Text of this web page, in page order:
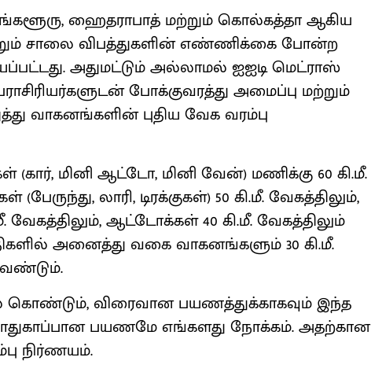
ஹைதராபாத் மற்றும் கொல்கத்தா ஆகிய
சாலை விபத்துகளின் எண்ணிக்கை போன்ற
அதுமட்டும் அல்லாமல் ஐஐடி மெட்ராஸ்
போக்குவரத்து அமைப்பு மற்றும்
வாகனங்களின் புதிய வேக வரம்பு
மினி ஆட்டோ, மினி வேன்) மணிக்கு 60 கி.மீ.
லாரி, டிரக்குகள்) 50 கி.மீ. வேகத்திலும்,
வேகத்திலும், ஆட்டோக்கள் 40 கி.மீ. வேகத்திலும்
அனைத்து வகை வாகனங்களும் 30 கி.மீ.
கொண்டும், விரைவான பயணத்துக்காகவும் இந்த
பாதுகாப்பான பயணமே எங்களது நோக்கம். அதற்கான
நிர்ணயம்.